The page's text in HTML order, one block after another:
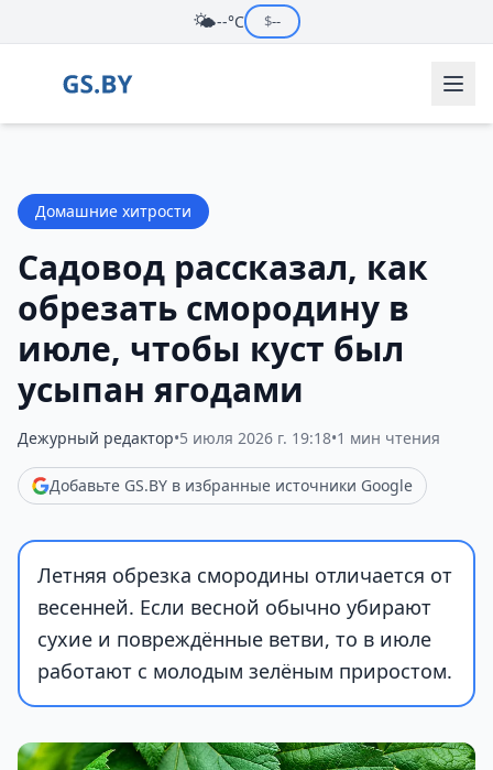
🌤️--°C $--
Домашние хитрости
Садовод рассказал, как
обрезать смородину в
июле, чтобы куст был
усыпан ягодами
Дежурный редактор•5 июля 2026 г. 19:18•1 мин чтения
Добавьте GS.BY в избранные источники Google
Летняя обрезка смородины отличается от
весенней. Если весной обычно убирают
сухие и повреждённые ветви, то в июле
работают с молодым зелёным приростом.